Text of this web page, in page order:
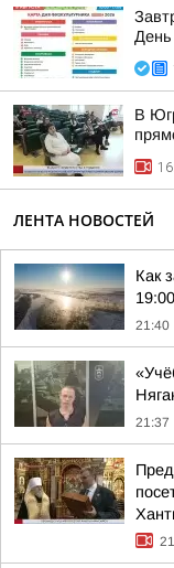
День
В
ЛЕНТА НОВОСТЕЙ
Как
21:40
21:37